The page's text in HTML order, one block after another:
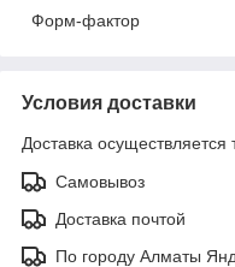
Форм-фактор
Условия доставки
Доставка осуществляется
Самовывоз
Доставка почтой
По городу Алматы